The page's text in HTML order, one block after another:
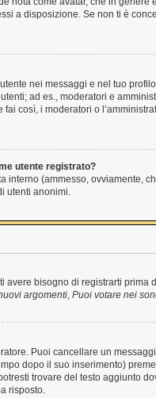
a disposizione. Se non ti è
nei messaggi e nel tuo
ad es., moderatori e
così, i moderatori o
utente registrato?
(ammesso, ovviamente,
utenti anonimi.
avere bisogno di registrarti prima
argomenti, Puoi votare nei
Puoi cancellare un
dopo il suo inserimento)
trovare del testo aggiunto
risposto.